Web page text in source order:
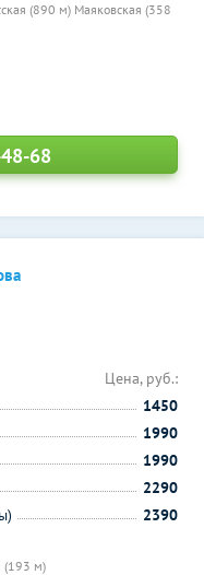
(890 м) Маяковская (358
68
(193 м)
Цена, руб.:
1450
1990
1990
2290
2390